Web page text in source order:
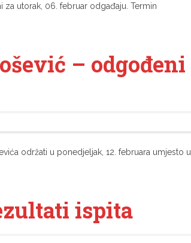
za utorak, 06. februar odgađaju. Termin
– odgođeni
održati u ponedjeljak, 12. februara umjesto u
ispita